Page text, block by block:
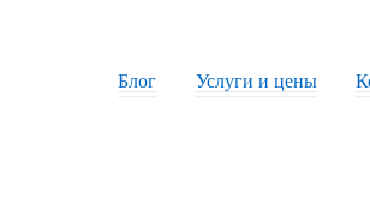
Блог Услуги и цены
Мне нечего писать: 100